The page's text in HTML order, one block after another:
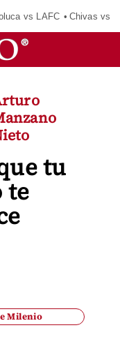
vs LAFC Chivas vs
tu
te
Milenio